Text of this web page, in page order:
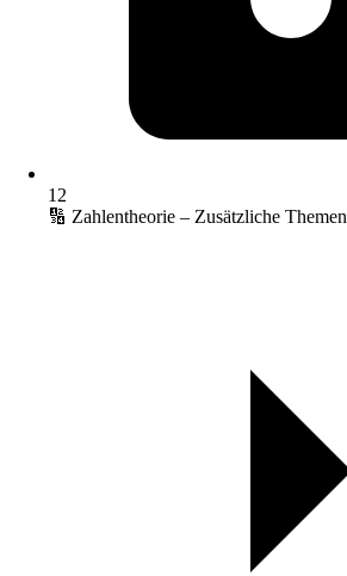
12
🔢 Zahlentheorie – Zusätzliche Themen